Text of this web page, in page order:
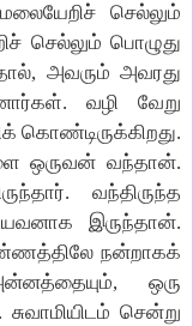
செல்லும்
செல்லும் பொழுது
அவரும் அவரது
வழி வேறு
கொண்டிருக்கிறது.
ஒருவன் வந்தான்.
வந்திருந்த
இருந்தான்.
நன்றாகக்
ஒரு
சென்று